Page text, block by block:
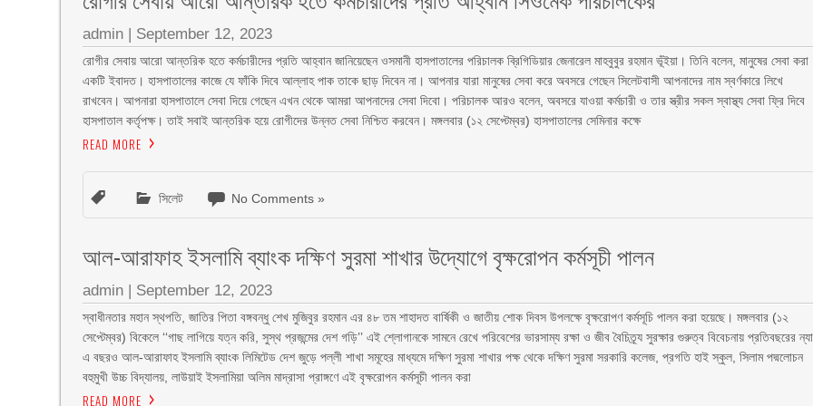
admin | September 12, 2023
রোগীর সেবায় আরো আন্তরিক হতে কর্মচারীদের প্রতি আহ্বান জানিয়েছেন ওসমানী হাসপাতালের পরিচালক ব্রিগিডিয়ার জেনারেল মাহবুবুর রহমান ভূঁইয়া। তিনি বলেন, মানুষের সেবা করা
একটি ইবাদত। হাসপাতালের কাজে যে ফাঁকি দিবে আল্লাহ পাক তাকে ছাড় দিবেন না। আপনার যারা মানুষের সেবা করে অবসরে গেছেন সিলেটবাসী আপনাদের নাম স্বর্ণকারে লিখে
রাখবেন। আপনারা হাসপাতালে সেবা দিয়ে গেছেন এখন থেকে আমরা আপনাদের সেবা দিবো। পরিচালক আরও বলেন, অবসরে যাওয়া কর্মচারী ও তার স্ত্রীর সকল স্বাস্থ্য সেবা ফ্রি দিবে
হাসপাতাল কর্তৃপক্ষ। তাই সবাই আন্তরিক হয়ে রোগীদের উন্নত সেবা নিশ্চিত করবেন। মঙ্গলবার (১২ সেপ্টেম্বর) হাসপাতালের সেমিনার কক্ষে
READ MORE
সিলেট No Comments »
আল-আরাফাহ ইসলামি ব্যাংক দক্ষিণ সুরমা শাখার উদ্যোগে বৃক্ষরোপন কর্মসূচী পালন
admin | September 12, 2023
স্বাধীনতার মহান স্থপতি, জাতির পিতা বঙ্গবন্ধু শেখ মুজিবুর রহমান এর ৪৮ তম শাহাদত বার্ষিকী ও জাতীয় শোক দিবস উপলক্ষে বৃক্ষরোপণ কর্মসূচি পালন করা হয়েছে। মঙ্গলবার (১২
সেপ্টেম্বর) বিকেলে ‘‘গাছ লাগিয়ে যত্ন করি, সুস্থ প্রজন্মের দেশ গড়ি’’ এই শ্লোগানকে সামনে রেখে পরিবেশের ভারসাম্য রক্ষা ও জীব বৈচিত্র্য সুরক্ষার গুরুত্ব বিবেচনায় প্রতিবছরের
এ বছরও আল-আরাফাহ ইসলামি ব্যাংক লিমিটেড দেশ জুড়ে পল্লী শাখা সমূহের মাধ্যমে দক্ষিণ সুরমা শাখার পক্ষ থেকে দক্ষিণ সুরমা সরকারি কলেজ, প্রগতি হাই স্কুল, সিলাম পদ্মলোচন
বহুমুখী উচ্চ বিদ্যালয়, লাউয়াই ইসলামিয়া অলিম মাদ্রাসা প্রাঙ্গণে এই বৃক্ষরোপন কর্মসূচী পালন করা
READ MORE